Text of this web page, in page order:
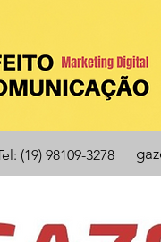
(19) 98109-3278